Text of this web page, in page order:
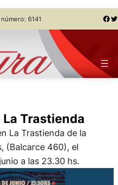
6141 Facebook Twitter
Trastienda
La Trastienda de la
(Balcarce 460), el
a las 23.30 hs.